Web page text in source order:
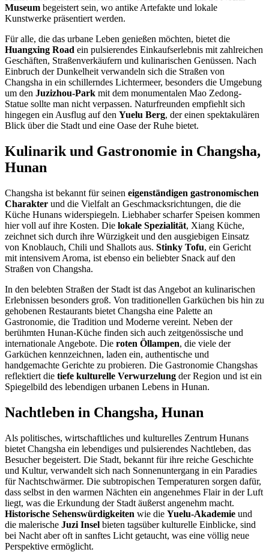
Museum begeistert sein, wo antike Artefakte und lokale
Kunstwerke präsentiert werden.
Für alle, die das urbane Leben genießen möchten, bietet die
Huangxing Road ein pulsierendes Einkaufserlebnis mit zahlreichen
Geschäften, Straßenverkäufern und kulinarischen Genüssen. Nach
Einbruch der Dunkelheit verwandeln sich die Straßen von
Changsha in ein schillerndes Lichtermeer, besonders die Umgebung
um den Juzizhou-Park mit dem monumentalen Mao Zedong-
Statue sollte man nicht verpassen. Naturfreunden empfiehlt sich
hingegen ein Ausflug auf den Yuelu Berg, der einen spektakulären
Blick über die Stadt und eine Oase der Ruhe bietet.
Kulinarik und Gastronomie in Changsha,
Hunan
Changsha ist bekannt für seinen eigenständigen gastronomischen
Charakter und die Vielfalt an Geschmacksrichtungen, die die
Küche Hunans widerspiegeln. Liebhaber scharfer Speisen kommen
hier voll auf ihre Kosten. Die lokale Spezialität, Xiang Küche,
zeichnet sich durch ihre Würzigkeit und den ausgiebigen Einsatz
von Knoblauch, Chili und Shallots aus. Stinky Tofu, ein Gericht
mit intensivem Aroma, ist ebenso ein beliebter Snack auf den
Straßen von Changsha.
In den belebten Straßen der Stadt ist das Angebot an kulinarischen
Erlebnissen besonders groß. Von traditionellen Garküchen bis hin zu
gehobenen Restaurants bietet Changsha eine Palette an
Gastronomie, die Tradition und Moderne vereint. Neben der
berühmten Hunan-Küche finden sich auch zeitgenössische und
internationale Angebote. Die roten Öllampen, die viele der
Garküchen kennzeichnen, laden ein, authentische und
handgemachte Gerichte zu probieren. Die Gastronomie Changshas
reflektiert die tiefe kulturelle Verwurzelung der Region und ist ein
Spiegelbild des lebendigen urbanen Lebens in Hunan.
Nachtleben in Changsha, Hunan
Als politisches, wirtschaftliches und kulturelles Zentrum Hunans
bietet Changsha ein lebendiges und pulsierendes Nachtleben, das
Besucher begeistert. Die Stadt, bekannt für ihre reiche Geschichte
und Kultur, verwandelt sich nach Sonnenuntergang in ein Paradies
für Nachtschwärmer. Die subtropischen Temperaturen sorgen dafür,
dass selbst in den warmen Nächten ein angenehmes Flair in der Luft
liegt, was die Erkundung der Stadt äußerst angenehm macht.
Historische Sehenswürdigkeiten wie die Yuelu-Akademie und
die malerische Juzi Insel bieten tagsüber kulturelle Einblicke, sind
bei Nacht aber oft in sanftes Licht getaucht, was eine völlig neue
Perspektive ermöglicht.